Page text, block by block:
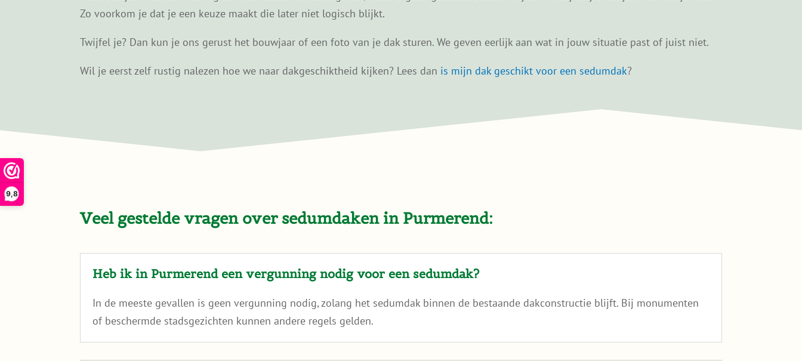
9,8
Zo voorkom je dat je een keuze maakt die later niet logisch blijkt.
Twijfel je? Dan kun je ons gerust het bouwjaar of een foto van je dak sturen. We geven eerlijk aan wat in jouw situatie past of juist niet.
Wil je eerst zelf rustig nalezen hoe we naar dakgeschiktheid kijken? Lees dan is mijn dak geschikt voor een sedumdak?
Veel gestelde vragen over sedumdaken in Purmerend:
Heb ik in Purmerend een vergunning nodig voor een sedumdak?
In de meeste gevallen is geen vergunning nodig, zolang het sedumdak binnen de bestaande dakconstructie blijft. Bij monumenten
of beschermde stadsgezichten kunnen andere regels gelden.